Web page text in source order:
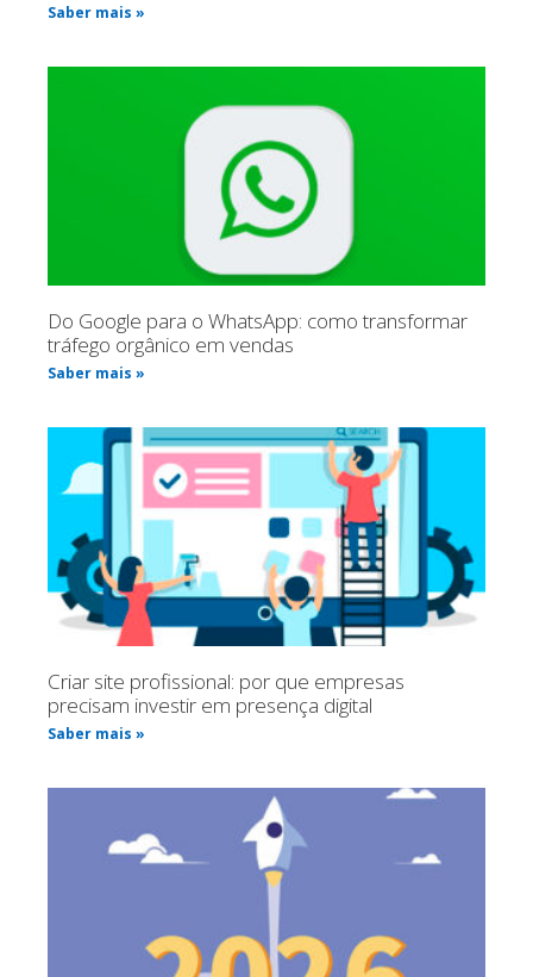
Saber mais »
Do Google para o WhatsApp: como transformar
tráfego orgânico em vendas
Saber mais »
Criar site profissional: por que empresas
precisam investir em presença digital
Saber mais »